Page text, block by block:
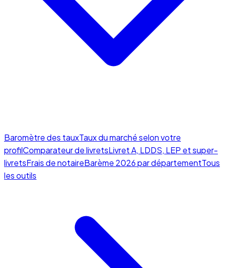
Baromètre des tauxTaux du marché selon votre
profilComparateur de livretsLivret A, LDDS, LEP et super-
livretsFrais de notaireBarème 2026 par départementTous
les outils